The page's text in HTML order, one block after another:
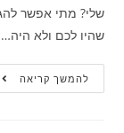
שלי? מתי אפשר
שהיו לכם ולא היה…
להמשך קריאה